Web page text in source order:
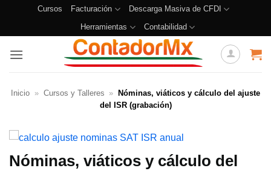
Cursos Facturación
Descarga Masiva de CFDI
Herramientas
Contabilidad
Inicio » Cursos y Talleres »
Nóminas, viáticos y cálculo del ajuste
del ISR (grabación)
Nóminas, viáticos y cálculo del